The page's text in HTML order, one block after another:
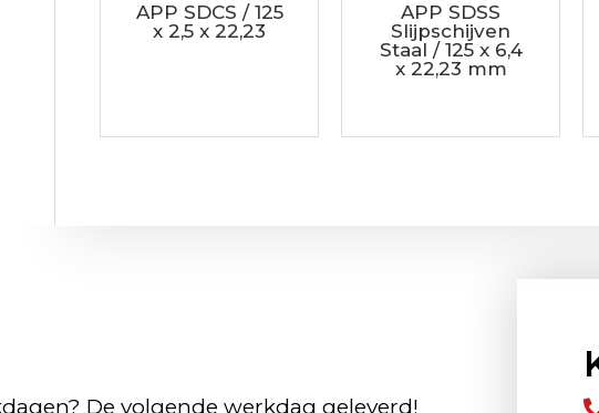
APP SDCS / 125
x 2,5 x 22,23
APP SDSS
Slijpschijven
Staal / 125 x 6,4
x 22,23 mm
De volgende werkdag geleverd!